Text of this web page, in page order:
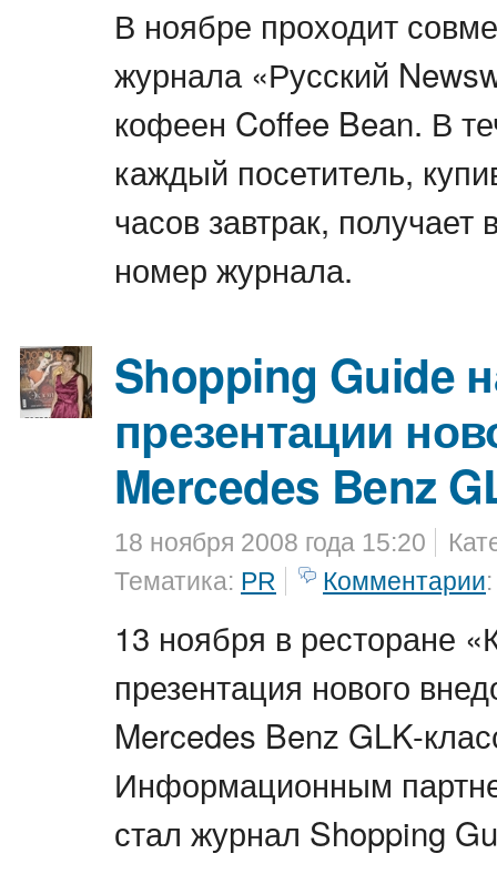
В ноябре проходит
журнала «Русский
кофеен Coffee Bean. В
каждый посетитель,
часов завтрак, получает
номер журнала.
Shopping Guide
презентации
Mercedes Benz
18 ноября 2008 года 15:20
Тематика: PR Комментарии
13 ноября в ресторане
презентация нового
Mercedes Benz GLK-
Информационным
стал журнал Shopping